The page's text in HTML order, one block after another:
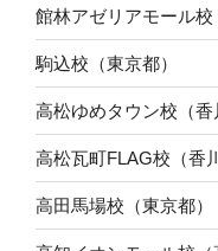
館林アゼリアモール校
駒込校（東京都）
高松ゆめタウン校（香
高松瓦町FLAG校（香
高田馬場校（東京都）